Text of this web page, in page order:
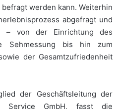
werden kann. Weiterhin
abgefragt und
– von der Einrichtung des
Sehmessung bis hin zum
der Gesamtzufriedenheit
der Geschäftsleitung der
Service GmbH, fasst die